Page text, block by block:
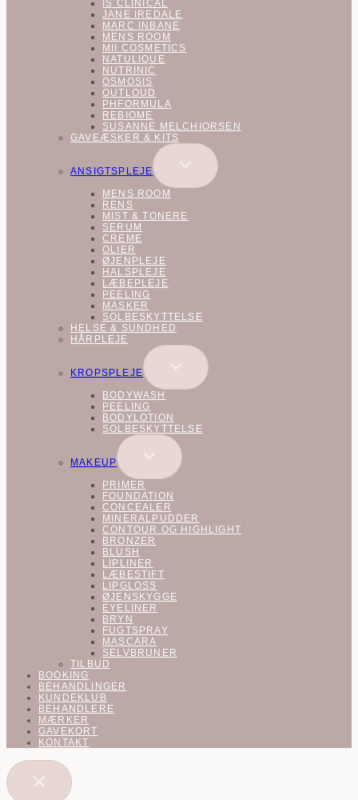
IS CLINICAL
JANE IREDALE
MARC INBANE
MENS ROOM
MII COSMETICS
NATULIQUE
NUTRINIC
OSMOSIS
OUTLOUD
PHFORMULA
REBIOME
SUSANNE MELCHIORSEN
GAVEÆSKER & KITS
ANSIGTSPLEJE
SKIFT
UNDERMENU
MENS ROOM
RENS
MIST & TONERE
SERUM
CREME
OLIER
ØJENPLEJE
HALSPLEJE
LÆBEPLEJE
PEELING
MASKER
SOLBESKYTTELSE
HELSE & SUNDHED
HÅRPLEJE
KROPSPLEJE
SKIFT
UNDERMENU
BODYWASH
PEELING
BODYLOTION
SOLBESKYTTELSE
MAKEUP
SKIFT
UNDERMENU
PRIMER
FOUNDATION
CONCEALER
MINERALPUDDER
CONTOUR OG HIGHLIGHT
BRONZER
BLUSH
LIPLINER
LÆBESTIFT
LIPGLOSS
ØJENSKYGGE
EYELINER
BRYN
FUGTSPRAY
MASCARA
SELVBRUNER
TILBUD
BOOKING
BEHANDLINGER
KUNDEKLUB
BEHANDLERE
MÆRKER
GAVEKORT
KONTAKT